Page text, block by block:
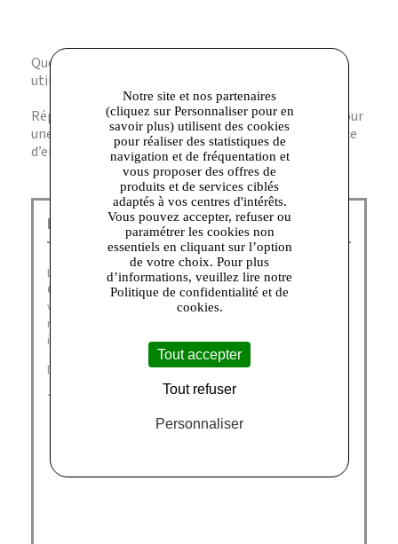
Question : Le gaufrier est-il sécurisé pour une
utilisation par des enfants ?
Réponse : Oui, il intègre des dispositifs de sécurité pour
une utilisation en toute confiance, même en présence
d’enfants.
Home & Cook Talange :
Leader mondial du Petit Equipement Domestique, le
Groupe SEB a pour vocation de faciliter et d’embellir la
vie quotidienne des consommateurs partout dans le
monde, en créant des produits et des services
innovants pour contribuer à leur « bien-vivre ».
Découvrez nos marques :
TEFAL
MOULINEX
Notre site et nos partenaires
(cliquez sur Personnaliser pour en
savoir plus) utilisent des cookies
pour réaliser des statistiques de
navigation et de fréquentation et
vous proposer des offres de
produits et de services ciblés
adaptés à vos centres d'intérêts.
Vous pouvez accepter, refuser ou
paramétrer les cookies non
essentiels en cliquant sur l’option
de votre choix. Pour plus
d’informations, veuillez lire notre
Politique de confidentialité et de
cookies.
Tout accepter
Tout refuser
Personnaliser